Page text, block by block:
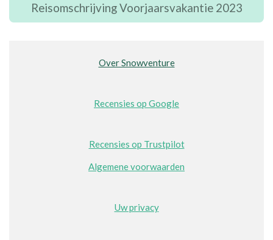
Reisomschrijving Voorjaarsvakantie 2023
Over Snowventure
Recensies op Google
Recensies op Trustpilot
Algemene voorwaarden
Uw privacy